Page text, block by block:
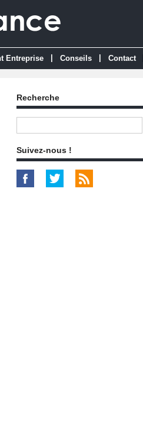
Entreprise Conseils Contact
Recherche
Suivez-nous !